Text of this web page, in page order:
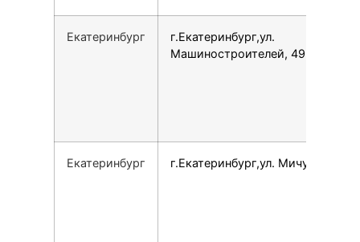
Екатеринбург
г.Екатеринбург,ул.
Машиностроителей, 49
Екатеринбург г.Екатеринбург,ул. Мичурина, 47